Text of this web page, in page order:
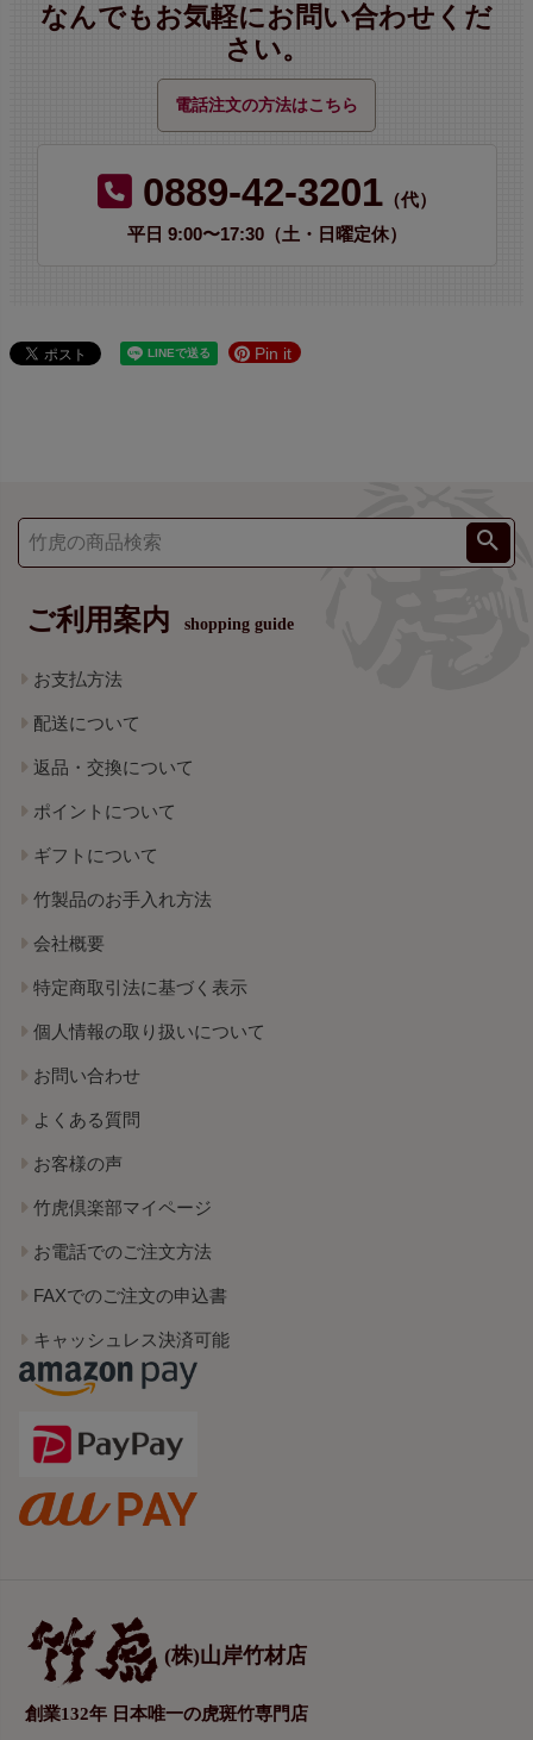
なんでもお気軽にお問い合わせくだ
さい。
電話注文の方法はこちら
0889-42-3201（代）
平日 9:00〜17:30（土・日曜定休）
Pin it
ご利用案内 shopping guide
お支払方法
配送について
返品・交換について
ポイントについて
ギフトについて
竹製品のお手入れ方法
会社概要
特定商取引法に基づく表示
個人情報の取り扱いについて
お問い合わせ
よくある質問
お客様の声
竹虎倶楽部マイページ
お電話でのご注文方法
FAXでのご注文の申込書
キャッシュレス決済可能
(株)山岸竹材店
創業132年 日本唯一の虎斑竹専門店